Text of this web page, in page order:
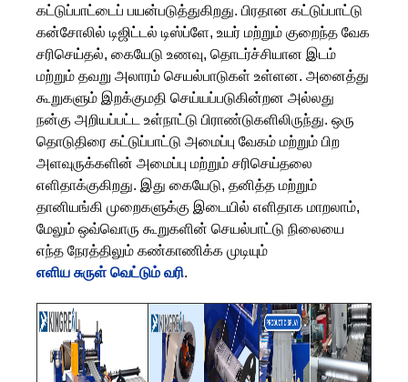
கட்டுப்பாட்டைப் பயன்படுத்துகிறது. பிரதான கட்டுப்பாட்டு
கன்சோலில் டிஜிட்டல் டிஸ்ப்ளே, உயர் மற்றும் குறைந்த வேக
சரிசெய்தல், கையேடு உணவு, தொடர்ச்சியான இடம்
மற்றும் தவறு அலாரம் செயல்பாடுகள் உள்ளன. அனைத்து
கூறுகளும் இறக்குமதி செய்யப்படுகின்றன அல்லது
நன்கு அறியப்பட்ட உள்நாட்டு பிராண்டுகளிலிருந்து. ஒரு
தொடுதிரை கட்டுப்பாட்டு அமைப்பு வேகம் மற்றும் பிற
அளவுருக்களின் அமைப்பு மற்றும் சரிசெய்தலை
எளிதாக்குகிறது. இது கையேடு, தனித்த மற்றும்
தானியங்கி முறைகளுக்கு இடையில் எளிதாக மாறலாம்,
மேலும் ஒவ்வொரு கூறுகளின் செயல்பாட்டு நிலையை
எந்த நேரத்திலும் கண்காணிக்க முடியும்
எளிய சுருள் வெட்டும் வரி.